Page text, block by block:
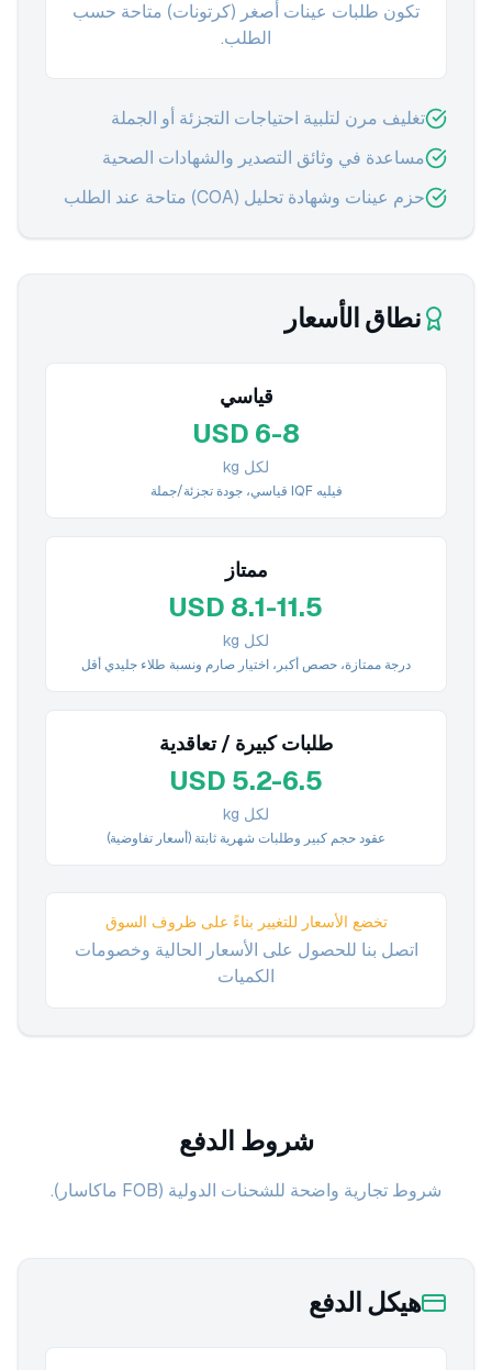
تكون طلبات عينات أصغر (كرتونات) متاحة حسب
الطلب.
تغليف مرن لتلبية احتياجات التجزئة أو الجملة
مساعدة في وثائق التصدير والشهادات الصحية
حزم عينات وشهادة تحليل (COA) متاحة عند الطلب
نطاق الأسعار
قياسي
USD 6-8
لكل kg
فيليه IQF قياسي، جودة تجزئة/جملة
ممتاز
USD 8.1-11.5
لكل kg
درجة ممتازة، حصص أكبر، اختيار صارم ونسبة طلاء جليدي أقل
طلبات كبيرة / تعاقدية
USD 5.2-6.5
لكل kg
عقود حجم كبير وطلبات شهرية ثابتة (أسعار تفاوضية)
تخضع الأسعار للتغيير بناءً على ظروف السوق
اتصل بنا للحصول على الأسعار الحالية وخصومات
الكميات
شروط الدفع
شروط تجارية واضحة للشحنات الدولية (FOB ماكاسار).
هيكل الدفع